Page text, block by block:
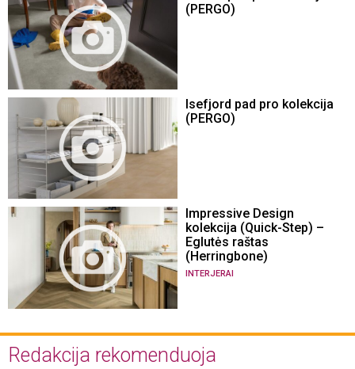
(PERGO)
Isefjord pad pro kolekcija
(PERGO)
Impressive Design
kolekcija (Quick-Step) –
Eglutės raštas
(Herringbone)
INTERJERAI
Redakcija rekomenduoja